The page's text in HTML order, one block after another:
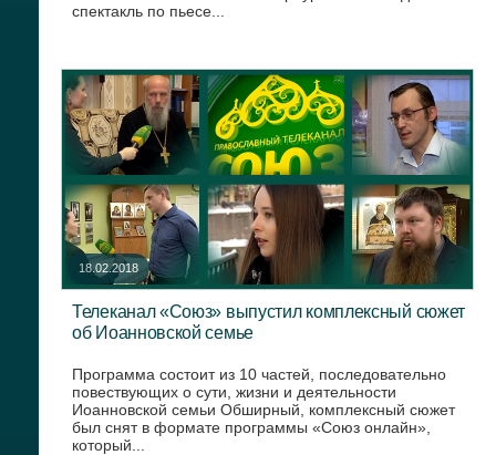
спектакль по пьесе...
18.02.2018
Телеканал «Союз» выпустил комплексный сюжет
об Иоанновской семье
Программа состоит из 10 частей, последовательно
повествующих о сути, жизни и деятельности
Иоанновской семьи Обширный, комплексный сюжет
был снят в формате программы «Союз онлайн»,
который...